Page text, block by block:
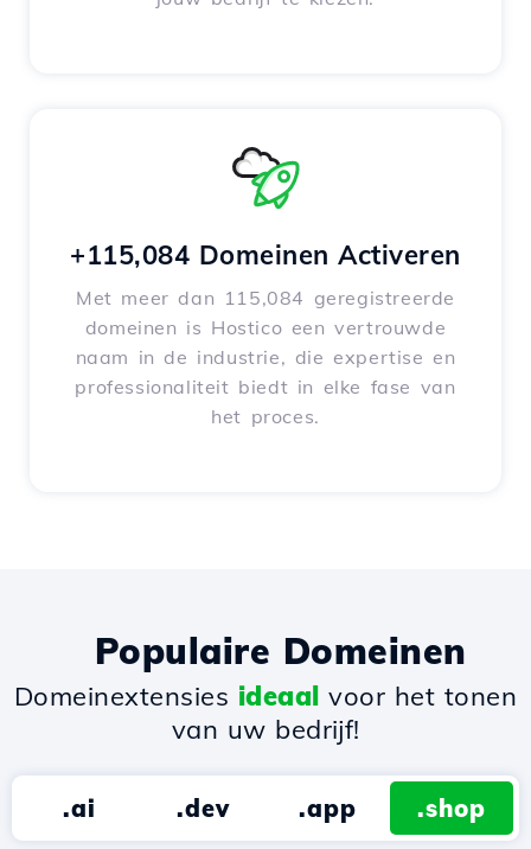
+115,084 Domeinen Activeren
Met meer dan 115,084 geregistreerde
domeinen is Hostico een vertrouwde
naam in de industrie, die expertise en
professionaliteit biedt in elke fase van
het proces.
Populaire Domeinen
Domeinextensies ideaal voor het tonen
van uw bedrijf!
.ai .dev .app .shop